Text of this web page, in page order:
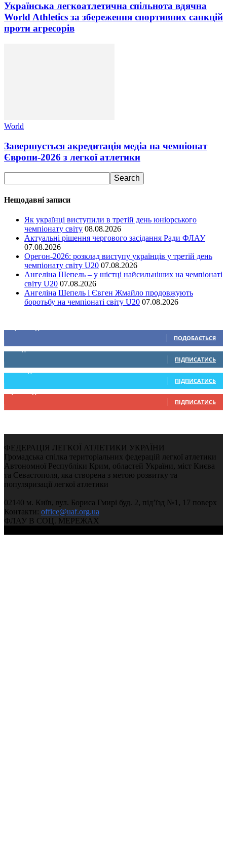
Українська легкоатлетична спільнота вдячна
World Athletics за збереження спортивних санкцій
проти агресорів
World
Завершується акредитація медіа на чемпіонат
Європи-2026 з легкої атлетики
Нещодавні записи
Як українці виступили в третій день юніорського
чемпіонату світу 08.08.2026
Актуальні рішення чергового засідання Ради ФЛАУ
07.08.2026
Орегон-2026: розклад виступу українців у третій день
чемпіонату світу U20 07.08.2026
Ангеліна Шепель – у шістці найсильніших на чемпіонаті
світу U20 07.08.2026
Ангеліна Шепель і Євген Жмайло продовжують
боротьбу на чемпіонаті світу U20 07.08.2026
ПОДОБАЄТЬСЯ
0 Підписників
ПІДПИСАТИСЬ
234 Підписників
ПІДПИСАТИСЬ
9,370 Підписників
ПІДПИСАТИСЬ
ФЕДЕРАЦІЯ ЛЕГКОЇ АТЛЕТИКИ УКРАЇНИ
Громадська спілка територіальних федерацій легкої атлетики
Автономної Республіки Крим, областей України, міст Києва
та Севастополя, яка створена з метою розвитку та
популяризації легкої атлетики
02140 м. Київ, вул. Бориса Гмирі буд. 2, під’їзд №1, 17 поверх
Контакти: office@uaf.org.ua
ФЛАУ В СОЦ. МЕРЕЖАХ